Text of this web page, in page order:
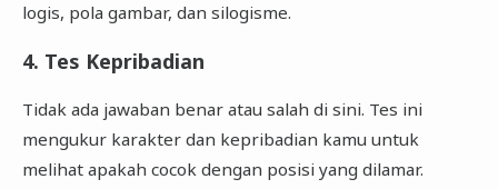
logis, pola gambar, dan silogisme.
4. Tes Kepribadian
Tidak ada jawaban benar atau salah di sini. Tes ini
mengukur karakter dan kepribadian kamu untuk
melihat apakah cocok dengan posisi yang dilamar.